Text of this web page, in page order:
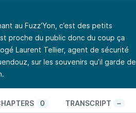
au Fuzz’Yon, c’est des petits
proche du public donc du coup ça
Laurent Tellier, agent de sécurité
sur les souvenirs qu’il garde de
0 TRANSCRIPT –